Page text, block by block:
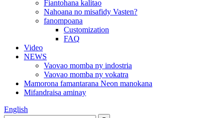
Fiantohana kalitao
Nahoana no misafidy Vasten?
fanompoana
Customization
FAQ
Video
NEWS
Vaovao momba ny indostria
Vaovao momba ny vokatra
Mamorona famantarana Neon manokana
Mifandraisa aminay
English